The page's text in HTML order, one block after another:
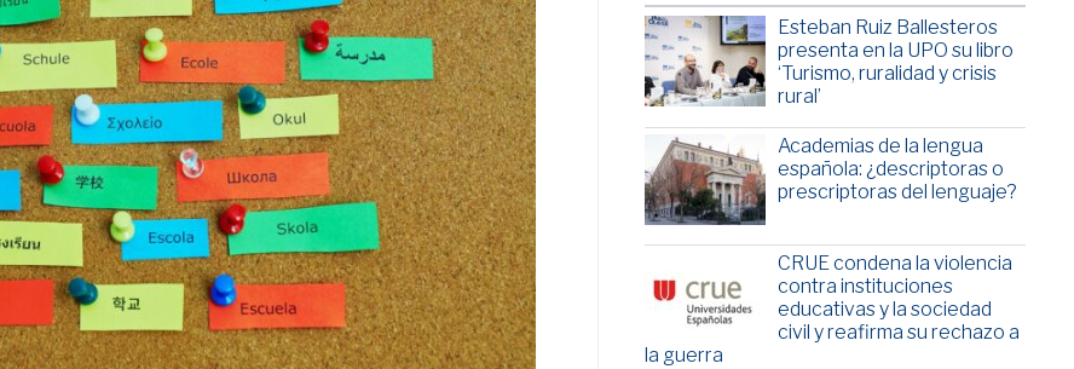
Esteban Ruiz Ballesteros
presenta en la UPO su libro
‘Turismo, ruralidad y crisis
rural’
Academias de la lengua
española: ¿descriptoras o
prescriptoras del lenguaje?
CRUE condena la violencia
contra instituciones
educativas y la sociedad
civil y reafirma su rechazo a
la guerra